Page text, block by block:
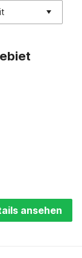
ansehen